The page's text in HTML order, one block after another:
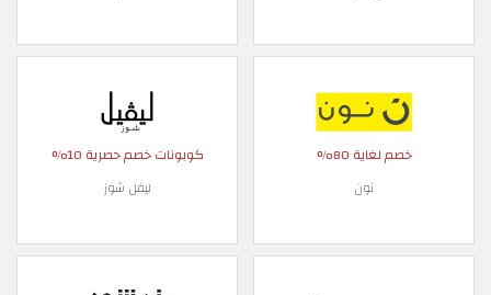
خصم لغاية 80%
نون
كوبونات خصم حصرية 10%
ليفل شوز